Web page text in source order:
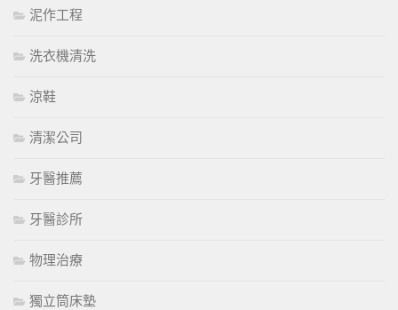
泥作工程
洗衣機清洗
涼鞋
清潔公司
牙醫推薦
牙醫診所
物理治療
獨立筒床墊